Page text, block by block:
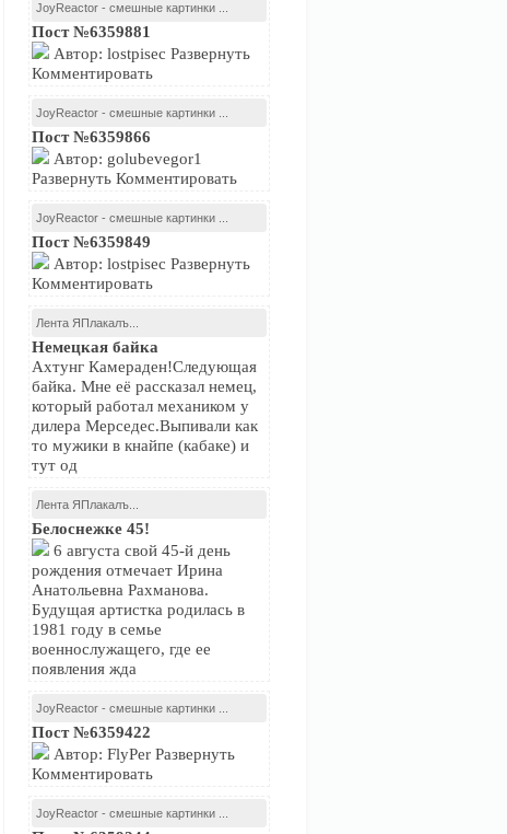
JoyReactor - смешные картинки ...
Пост №6359881
Автор: lostpisec Развернуть
Комментировать
JoyReactor - смешные картинки ...
Пост №6359866
Автор: golubevegor1
Развернуть Комментировать
JoyReactor - смешные картинки ...
Пост №6359849
Автор: lostpisec Развернуть
Комментировать
Лента ЯПлакалъ...
Немецкая байка
Ахтунг Камераден!Следующая
байка. Мне её рассказал немец,
который работал механиком у
дилера Мерседес.Выпивали как
то мужики в кнайпе (кабаке) и
тут од
Лента ЯПлакалъ...
Белоснежке 45!
6 августа свой 45-й день
рождения отмечает Ирина
Анатольевна Рахманова.
Будущая артистка родилась в
1981 году в семье
военнослужащего, где ее
появления жда
JoyReactor - смешные картинки ...
Пост №6359422
Автор: FlyPer Развернуть
Комментировать
JoyReactor - смешные картинки ...